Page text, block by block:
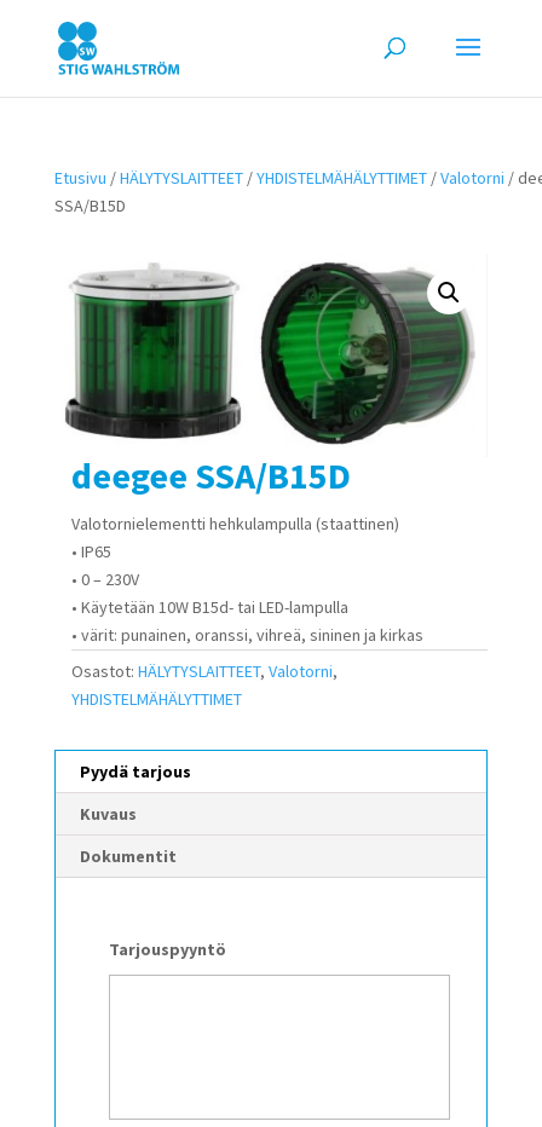
Etusivu /HÄLYTYSLAITTEET/YHDISTELMÄHÄLYTTIMET/Valotorni /
SSA/B15D
deegee SSA/B15D
Valotornielementti hehkulampulla (staattinen)
• IP65
• 0 – 230V
• Käytetään 10W B15d- tai LED-lampulla
• värit: punainen, oranssi, vihreä, sininen ja kirkas
Osastot: HÄLYTYSLAITTEET, Valotorni,
YHDISTELMÄHÄLYTTIMET
Pyydä tarjous
Kuvaus
Dokumentit
Tarjouspyyntö